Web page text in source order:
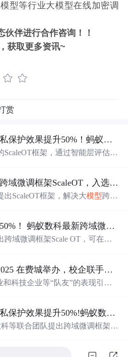
型等行业大模型在线加密调
伙伴进行合作咨询！！
获取更多资讯~
赏
提升50%！蚂蚁数科这项技术入选全球顶会
框架，通过智能层评估、
新思路。 蚂蚁数科提出创新跨域微调框架ScaleOT，入选全球AI顶会
ScaleOT框架，解决大模型跨域
显著降低算力消耗。ScaleOT已
于蚂蚁数科的摩斯大模型隐私保
隐私保护效果提升50%！ 蚂蚁数科最新跨域微调框架入选
域微调框架Scale OT，可在模
缩等创新思路，经实验验证优于
模型隐私保护产品。
在费城举办，校企联手的“中国队”数篇
科技企业等“队友”的表现引人
保护效果提升50%!蚂蚁数科创新跨域微调框架|
等联合团队提出跨域微调框架Sc